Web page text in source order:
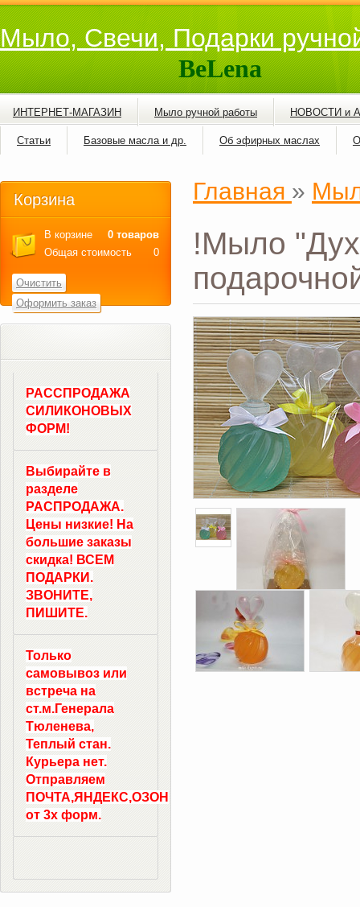
Мыло, Свечи, Подарки
BeLena
ИНТЕРНЕТ-МАГАЗИН Мыло ручной работы НОВОСТИ и
Статьи Базовые масла и др. Об эфирных маслах
Главная »
!Мыло
Корзина
В корзине
0 товаров
Общая стоимость
0
Очистить
Оформить заказ
РАССПРОДАЖА
СИЛИКОНОВЫХ
ФОРМ!
Выбирайте в
разделе
РАСПРОДАЖА.
Цены низкие! На
большие заказы
скидка! ВСЕМ
ПОДАРКИ.
ЗВОНИТЕ,
ПИШИТЕ.
Только
самовывоз или
встреча на
ст.м.Генерала
Тюленева,
Теплый стан.
Курьера нет.
Отправляем
ПОЧТА,ЯНДЕКС,ОЗОН
от 3х форм.